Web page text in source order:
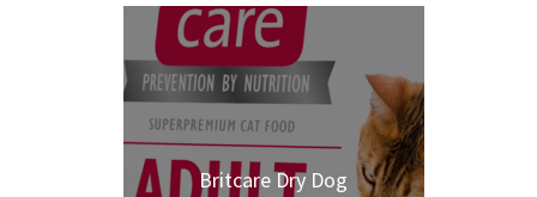
Britcare Dry Dog